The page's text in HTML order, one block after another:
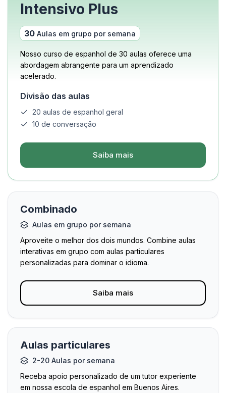
Intensivo Plus
30 Aulas em grupo por semana
Nosso curso de espanhol de 30 aulas oferece uma
abordagem abrangente para um aprendizado
acelerado.
Divisão das aulas
20 aulas de espanhol geral
10 de conversação
Saiba mais
Combinado
Aulas em grupo por semana
Aproveite o melhor dos dois mundos. Combine aulas
interativas em grupo com aulas particulares
personalizadas para dominar o idioma.
Saiba mais
Aulas particulares
2-20 Aulas por semana
Receba apoio personalizado de um tutor experiente
em nossa escola de espanhol em Buenos Aires.